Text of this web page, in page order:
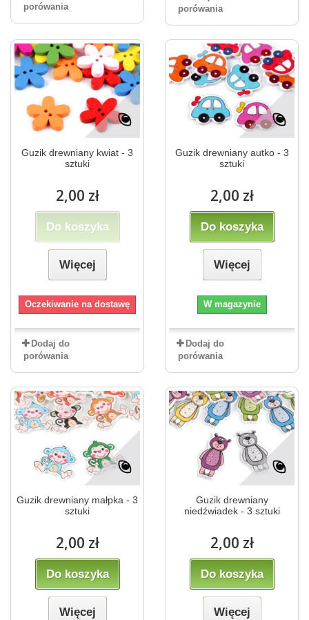
porówania
porówania
Guzik drewniany kwiat - 3
sztuki
2,00 zł
Do koszyka
Więcej
Oczekiwanie na dostawę
Dodaj do
porówania
Guzik drewniany autko - 3
sztuki
2,00 zł
Do koszyka
Więcej
W magazynie
Dodaj do
porówania
Guzik drewniany małpka - 3
sztuki
2,00 zł
Do koszyka
Więcej
Guzik drewniany
niedźwiadek - 3 sztuki
2,00 zł
Do koszyka
Więcej